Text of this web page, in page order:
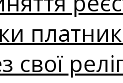
свої